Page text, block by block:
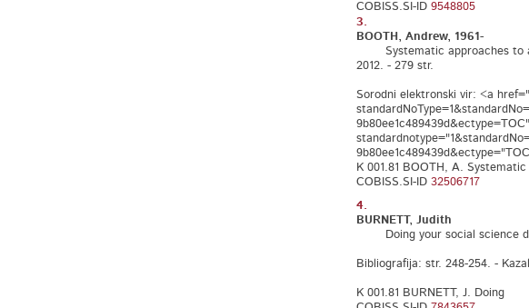
COBISS.SI-ID 9548805
3.
BOOTH, Andrew, 1961-
Systematic approaches to a
2012. - 279 str.
Sorodni elektronski vir: <a
K 001.81 BOOTH, A. Systematic
COBISS.SI-ID 32506717
4.
BURNETT, Judith
Doing your social science
Bibliografija: str. 248-254. -
K 001.81 BURNETT, J. Doing